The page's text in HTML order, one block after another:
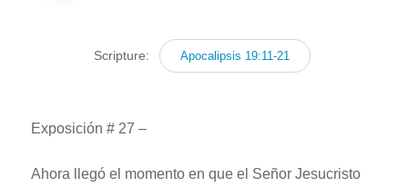
audio
Scripture: Apocalipsis 19:11-21
Exposición # 27 –
Ahora llegó el momento en que el Señor Jesucristo